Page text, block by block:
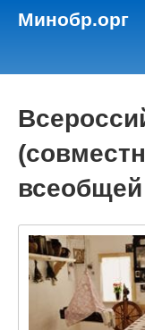
Минобр.орг